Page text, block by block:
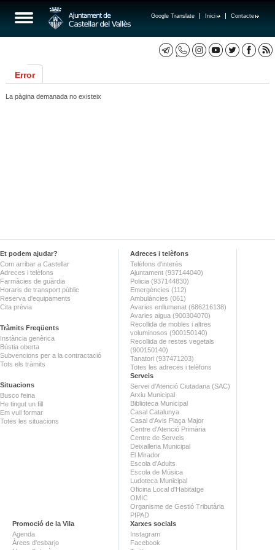
Contacte
Inici
Google Translate
Error
La pàgina demanada no existeix
Et podem ajudar?
Com arribar a Castellar
Adreces i telèfons
Farmàcies de guàrdia
Horaris de transport públic
Reserva d'equipaments
Cita prèvia
Tràmits Freqüents
Instància genèrica
Bústia oberta
Subvencions per a la contractació
Tots els tràmits
Situacions
Busco feina
He tingut un fill
Em vull formar
Totes les situacions
Adreces i telèfons
Telèfons d'interès
Ajuntament (937144040)
Policia (937144830)
Emergències (112)
Ambulàncies (061)
Avaries enllumenat (686216138)
Avaries aigua (900304070)
Recollida de mobles i altres
voluminosos (900150140)
Recollida de restes vegetals
(900150140)
Tanatori (937471203)
Totes les adreces i telèfons
Serveis
Servei d'Atenció Ciutadana (SAC)
Arxiu Municipal
Biblioteca Municipal
Casal Catalunya
Casal d'Avis Plaça Major
Centre d'Atenció Primària
Centre de Serveis
Deixalleria Municipal
El Mirador
Escola d'Adults
Escola de Música
Ludoteca Municipal
Oficina Local d'Habitatge
OMIC
Organisme de Gestió Tributària
PIPAD
Promoció de la Vila
Agenda
Àrees d'esbarjo
Xarxes socials
Instagram
Facebook